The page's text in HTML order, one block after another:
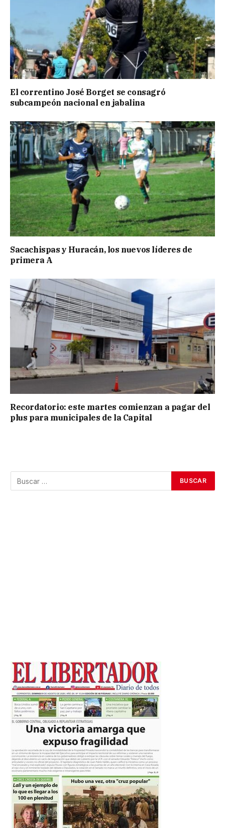
El correntino José Borget se consagró
subcampeón nacional en jabalina
Sacachispas y Huracán, los nuevos líderes de
primera A
Recordatorio: este martes comienzan a pagar del
plus para municipales de la Capital